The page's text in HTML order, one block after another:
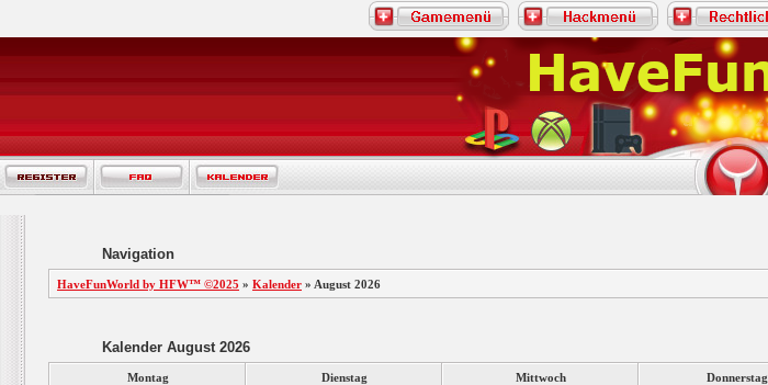
Navigation
HaveFunWorld by HFW™ ©2025 » Kalender » August 2026
Kalender August 2026
Montag Dienstag Mittwoch Donnerstag